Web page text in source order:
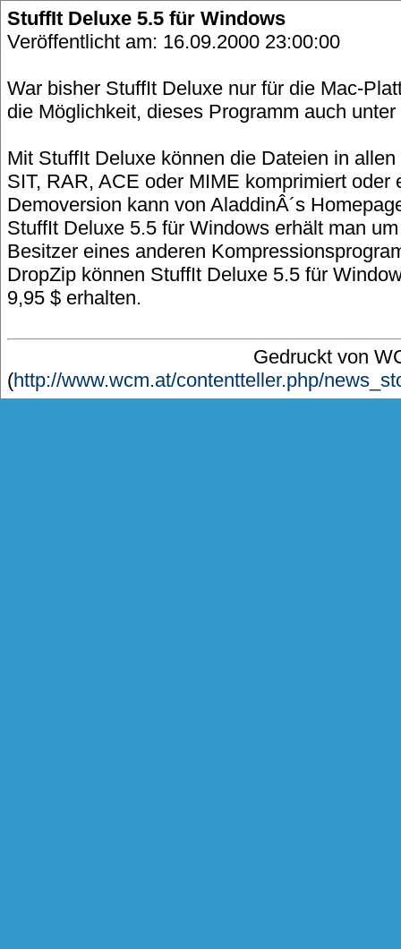
StuffIt Deluxe 5.5 für Windows
Veröffentlicht am: 16.09.2000 23:00:00
War bisher StuffIt Deluxe nur für die Mac-
die Möglichkeit, dieses Programm auch
Mit StuffIt Deluxe können die Dateien in
SIT, RAR, ACE oder MIME komprimiert oder
Demoversion kann von AladdinÂ´s
StuffIt Deluxe 5.5 für Windows erhält man
Besitzer eines anderen
DropZip können StuffIt Deluxe 5.5 für
9,95 $ erhalten.
Gedruckt von
(http://www.wcm.at/contentteller.php/